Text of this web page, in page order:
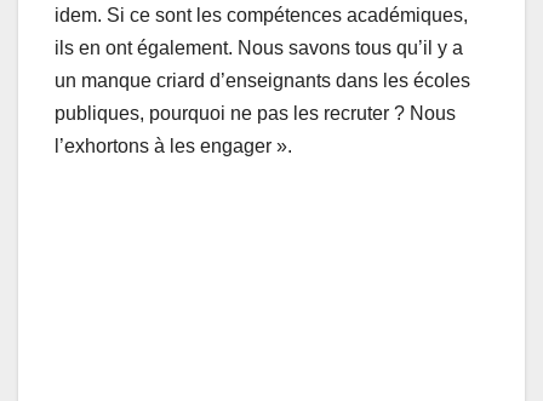
idem. Si ce sont les compétences académiques,
ils en ont également. Nous savons tous qu’il y a
un manque criard d’enseignants dans les écoles
publiques, pourquoi ne pas les recruter ? Nous
l’exhortons à les engager ».